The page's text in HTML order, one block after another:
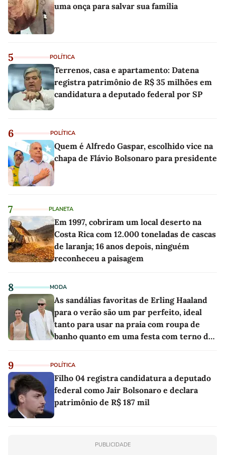
uma onça para salvar sua família
5 POLÍTICA
Terrenos, casa e apartamento: Datena
registra patrimônio de R$ 35 milhões em
candidatura a deputado federal por SP
6 POLÍTICA
Quem é Alfredo Gaspar, escolhido vice na
chapa de Flávio Bolsonaro para presidente
7 PLANETA
Em 1997, cobriram um local deserto na
Costa Rica com 12.000 toneladas de cascas
de laranja; 16 anos depois, ninguém
reconheceu a paisagem
8 MODA
As sandálias favoritas de Erling Haaland
para o verão são um par perfeito, ideal
tanto para usar na praia com roupa de
banho quanto em uma festa com terno de
9 POLÍTICA
Filho 04 registra candidatura a deputado
federal como Jair Bolsonaro e declara
patrimônio de R$ 187 mil
PUBLICIDADE